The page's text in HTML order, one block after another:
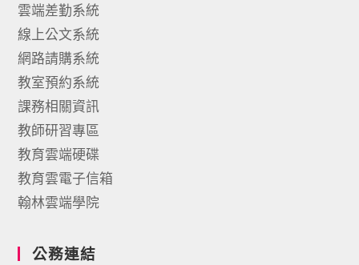
雲端差勤系統
線上公文系統
網路請購系統
教室預約系統
課務相關資訊
教師研習專區
教育雲端硬碟
教育雲電子信箱
翰林雲端學院
公務連結